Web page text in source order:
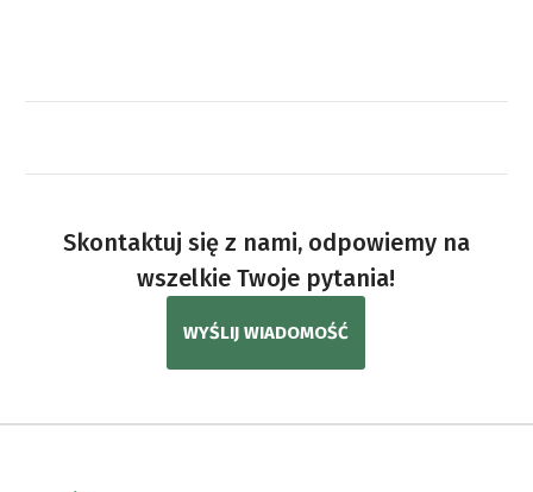
Skontaktuj się z nami, odpowiemy na
wszelkie Twoje pytania!
WYŚLIJ WIADOMOŚĆ